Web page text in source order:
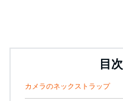
目次
カメラのネックストラップ